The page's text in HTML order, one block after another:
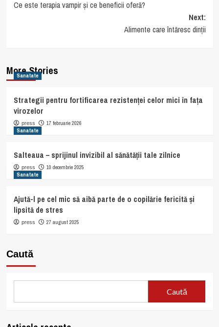
navigation
Ce este terapia vampir și ce beneficii oferă?
Next:
Alimente care întăresc dinții
More Stories
Sanatate
Strategii pentru fortificarea rezistenței celor mici în fața
virozelor
press
17 februarie 2026
Sanatate
Salteaua – sprijinul invizibil al sănătății tale zilnice
press
10 decembrie 2025
Sanatate
Ajută-l pe cel mic să aibă parte de o copilărie fericită și
lipsită de stres
press 27 august 2025
Caută
Caută